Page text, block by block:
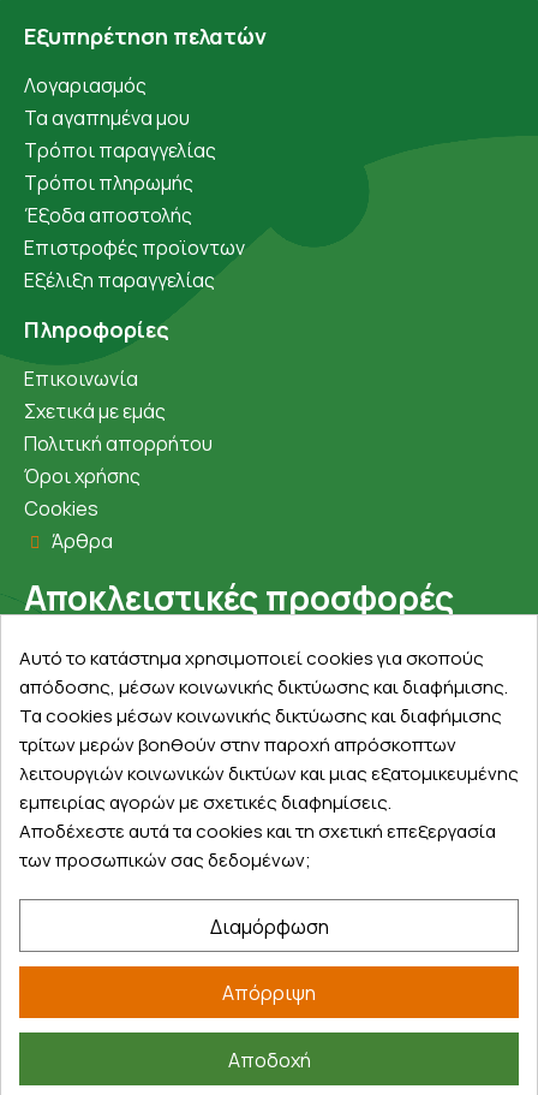
Εξυπηρέτηση πελατών
Λογαριασμός
Τα αγαπημένα μου
Τρόποι παραγγελίας
Τρόποι πληρωμής
Έξοδα αποστολής
Επιστροφές προϊοντων
Εξέλιξη παραγγελίας
Πληροφορίες
Επικοινωνία
Σχετικά με εμάς
Πολιτική απορρήτου
Όροι χρήσης
Cookies
Άρθρα
Αποκλειστικές προσφορές
Εγγραφείτε με το email σας για να ενημερώνεστε
πρώτοι για προσφορές, διαγωνισμούς, εκπτωτικούς
κωδικούς και μοναδικά δώρα!
Βρείτε μας στα social
©2026farmakeioexpress.gr
Αυτό το κατάστημα χρησιμοποιεί cookies για σκοπούς
απόδοσης, μέσων κοινωνικής δικτύωσης και διαφήμισης.
Τα cookies μέσων κοινωνικής δικτύωσης και διαφήμισης
τρίτων μερών βοηθούν στην παροχή απρόσκοπτων
λειτουργιών κοινωνικών δικτύων και μιας εξατομικευμένης
εμπειρίας αγορών με σχετικές διαφημίσεις.
Αποδέχεστε αυτά τα cookies και τη σχετική επεξεργασία
των προσωπικών σας δεδομένων;
Διαμόρφωση
Απόρριψη
Αποδοχή